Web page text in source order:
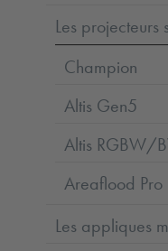
Les projecteurs
Champion
Altis Gen5
Altis RGBW/
Areaflood Pro
Les appliques